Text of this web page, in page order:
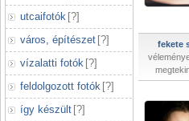
utcaifotók [?]
város, építészet [?]
vízalatti fotók [?]
feldolgozott fotók [?]
így készült [?]
fekete